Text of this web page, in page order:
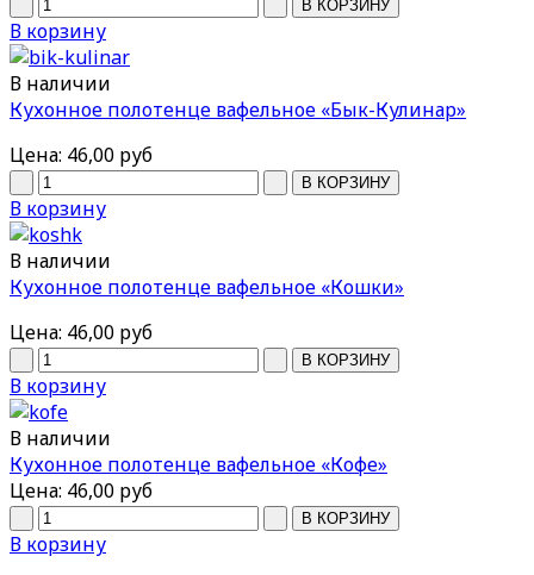
В корзину
В наличии
Кухонное полотенце вафельное «Бык-Кулинар»
Цена: 46,00 руб
В корзину
В наличии
Кухонное полотенце вафельное «Кошки»
Цена: 46,00 руб
В корзину
В наличии
Кухонное полотенце вафельное «Кофе»
Цена: 46,00 руб
В корзину